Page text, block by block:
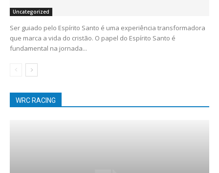
Uncategorized
Ser guiado pelo Espírito Santo é uma experiência transformadora
que marca a vida do cristão. O papel do Espírito Santo é
fundamental na jornada...
WRC RACING